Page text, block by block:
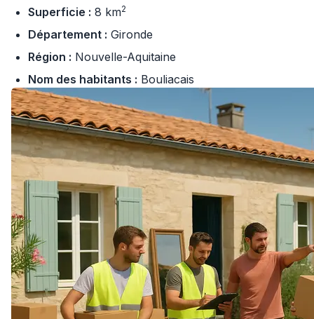
Superficie : 8 km2
Département : Gironde
Région : Nouvelle-Aquitaine
Nom des habitants : Bouliacais